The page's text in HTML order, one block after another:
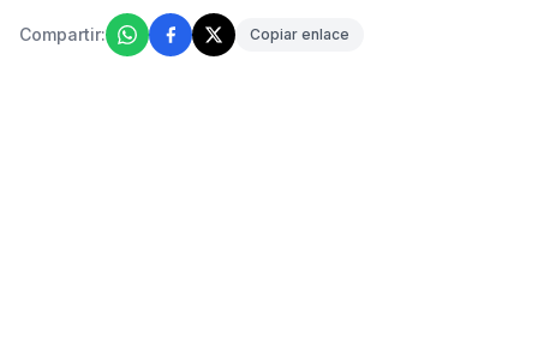
Compartir: Copiar enlace